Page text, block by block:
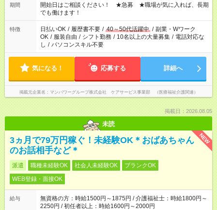
ん ※法令に基づき、週20時間以上勤務は社会保険への加入対象
となります ※労働者派遣法（日雇い派遣の原則禁止）により、
短時間・短期間の就業はご案内が難しい場合があります
期間
開始日はご相談ください！ ★急募 ★職場が気に入れば、長期
でも働けます！
特徴 日払いOK / 履歴書不要 / 40～50代活躍中 / 副業・Wワーク
OK / 服装自由 / シフト勤務 / 10名以上の大量募集 / 電話対応な
し / パソコンスキル不要
気になる！ 応募する 詳細へ
掲載元企業名 マンパワーグループ株式会社 ケアサービス事業部 （医療福祉介護関連）
掲載日：2026.08.05
未読
NEW
3ヵ月で79万円稼ぐ！未経験OK＊おばあちゃん
のお話相手など＊
派遣 職種未経験OK 社会人未経験OK
ブランクOK
WEB登録・面接OK
給与
無資格の方：時給1500円～1875円 / 介護福祉士：時給1800円～
2250円 / 初任者以上：時給1600円～2000円